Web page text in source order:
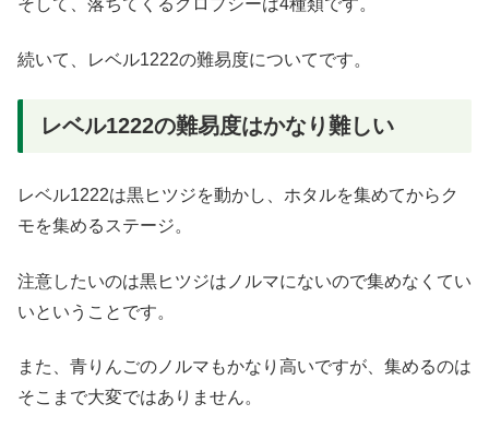
そして、落ちてくるクロプシーは4種類です。
続いて、レベル1222の難易度についてです。
レベル1222の難易度はかなり難しい
レベル1222は黒ヒツジを動かし、ホタルを集めてからク
モを集めるステージ。
注意したいのは黒ヒツジはノルマにないので集めなくてい
いということです。
また、青りんごのノルマもかなり高いですが、集めるのは
そこまで大変ではありません。